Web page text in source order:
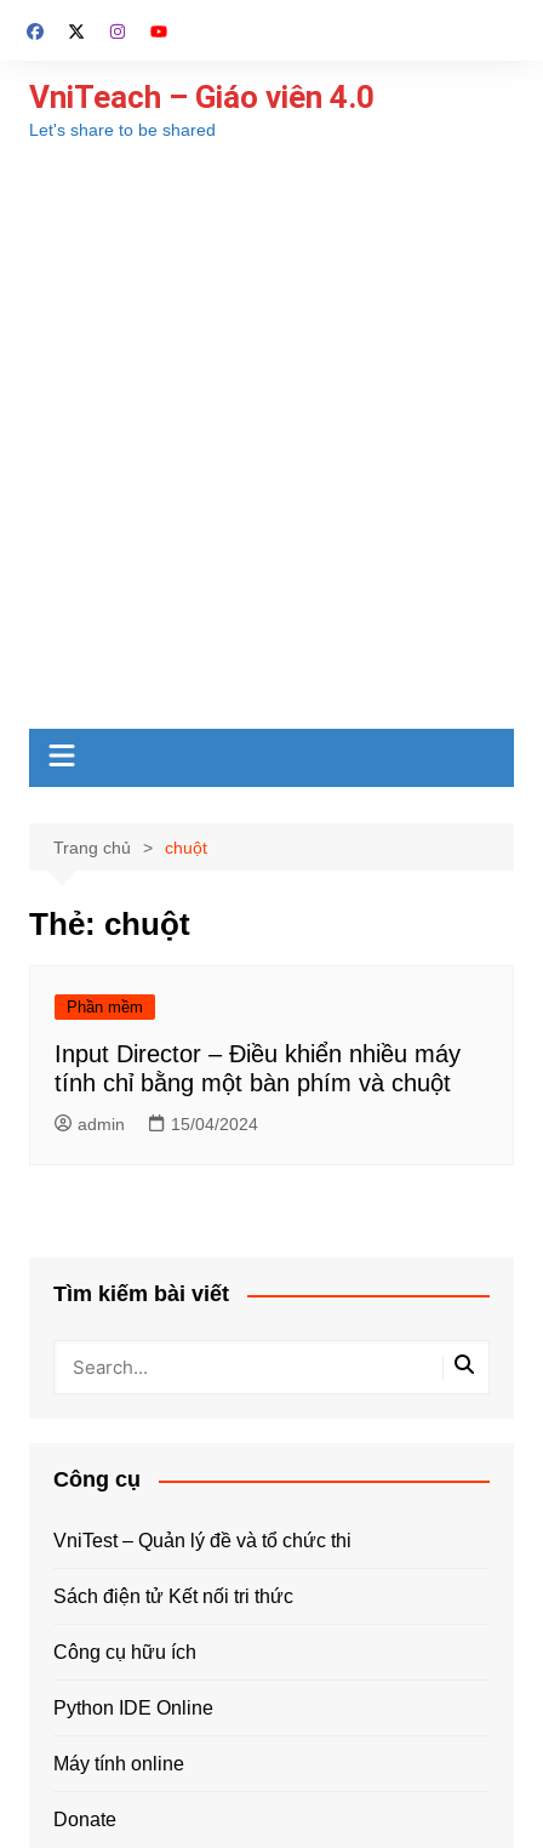
đến
dung
VniTeach – Giáo viên 4.0
Let's share to be shared
Trang chủ chuột
Thẻ: chuột
Phần mềm
Input Director – Điều khiển nhiều máy
tính chỉ bằng một bàn phím và chuột
admin 15/04/2024
Tìm kiếm bài viết
Công cụ
VniTest – Quản lý đề và tổ chức thi
Sách điện tử Kết nối tri thức
Công cụ hữu ích
Python IDE Online
Máy tính online
Donate